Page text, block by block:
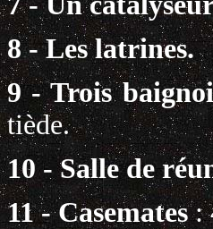
8 - Les latrines.
9 - Trois
tiède.
10 - Salle de
11 - Casemates: